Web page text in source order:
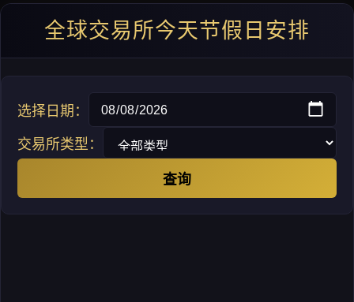
全球交易所今天节假日安排
选择日期：
交易所类型：
查询